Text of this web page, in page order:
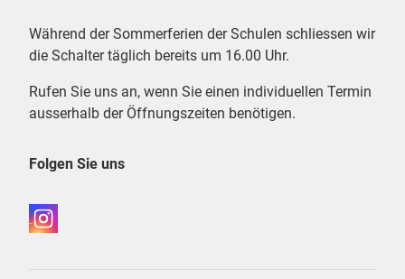
Während der Sommerferien der Schulen schliessen wir
die Schalter täglich bereits um 16.00 Uhr.
Rufen Sie uns an, wenn Sie einen individuellen Termin
ausserhalb der Öffnungszeiten benötigen.
Folgen Sie uns